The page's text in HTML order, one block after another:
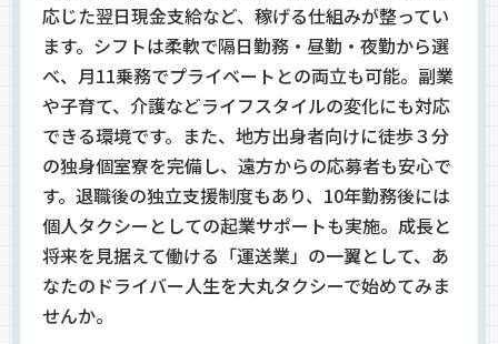
応じた翌日現金支給など、稼げる仕組みが整ってい
ます。シフトは柔軟で隔日勤務・昼勤・夜勤から選
べ、月11乗務でプライベートとの両立も可能。副業
や子育て、介護などライフスタイルの変化にも対応
できる環境です。また、地方出身者向けに徒歩３分
の独身個室寮を完備し、遠方からの応募者も安心で
す。退職後の独立支援制度もあり、10年勤務後には
個人タクシーとしての起業サポートも実施。成長と
将来を見据えて働ける「運送業」の一翼として、あ
なたのドライバー人生を大丸タクシーで始めてみま
せんか。